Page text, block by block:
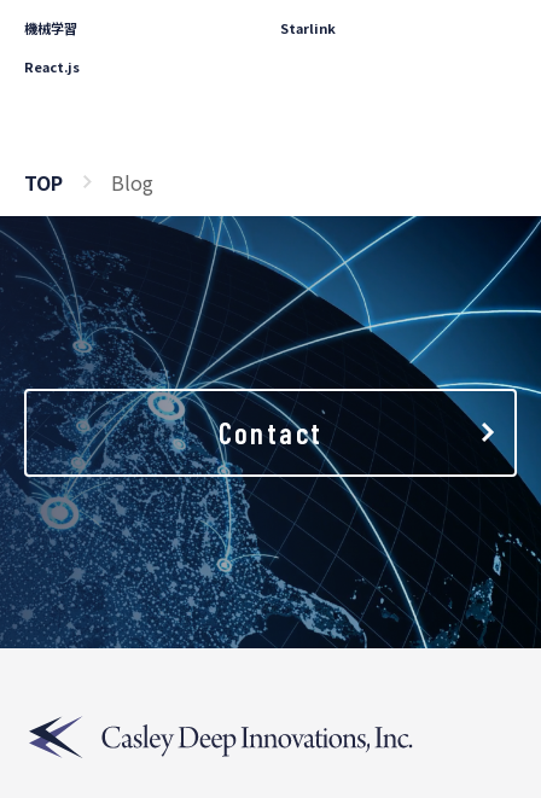
機械学習
Starlink
React.js
TOP Blog
Contact